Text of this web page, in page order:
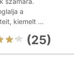
a
kiemelt ...
(25)